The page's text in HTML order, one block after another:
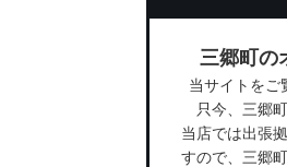
三郷町の
当サイトをご
只今、三郷
当店では出張
すので、三郷